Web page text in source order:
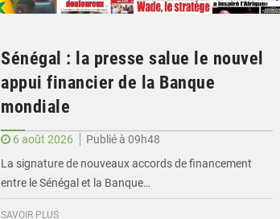
Sénégal : la presse salue le nouvel
appui financier de la Banque
mondiale
6 août 2026
Publié à 09h48
La signature de nouveaux accords de financement
entre le Sénégal et la Banque…
SAVOIR PLUS